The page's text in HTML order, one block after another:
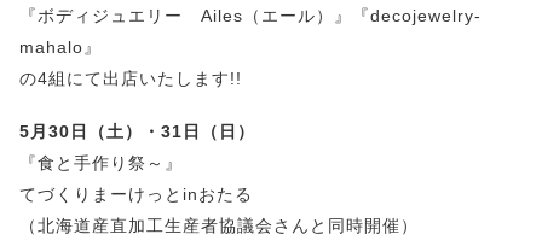
『ボディジュエリー Ailes（エール）』『decojewelry-
mahalo』
の4組にて出店いたします!!
5月30日（土）・31日（日）
『食と手作り祭～』
てづくりまーけっとinおたる
（北海道産直加工生産者協議会さんと同時開催）